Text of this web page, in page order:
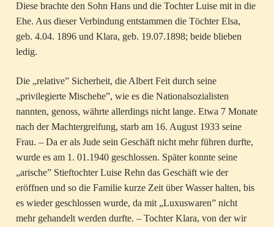
Diese brachte den Sohn Hans und die Tochter Luise mit in die
Ehe. Aus dieser Verbindung entstammen die Töchter Elsa,
geb. 4.04. 1896 und Klara, geb. 19.07.1898; beide blieben
ledig.
Die „relative” Sicherheit, die Albert Feit durch seine
„privilegierte Mischehe”, wie es die Nationalsozialisten
nannten, genoss, währte allerdings nicht lange. Etwa 7 Monate
nach der Machtergreifung, starb am 16. August 1933 seine
Frau. – Da er als Jude sein Geschäft nicht mehr führen durfte,
wurde es am 1. 01.1940 geschlossen. Später konnte seine
„arische” Stieftochter Luise Rehn das Geschäft wie der
eröffnen und so die Familie kurze Zeit über Wasser halten, bis
es wieder geschlossen wurde, da mit „Luxuswaren” nicht
mehr gehandelt werden durfte. – Tochter Klara, von der wir